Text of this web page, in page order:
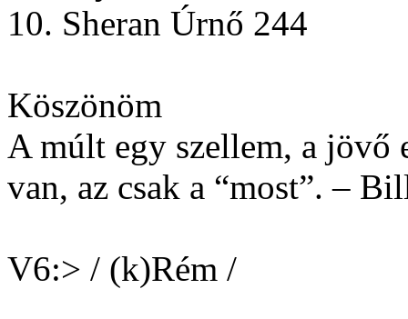
10. Sheran Úrnő 244
Köszönöm
A múlt egy szellem, a
van, az csak a “most”. –
V6:> / (k)Rém /